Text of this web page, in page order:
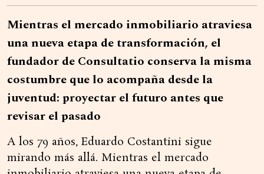
Mientras el mercado inmobiliario atraviesa
una nueva etapa de transformación, el
fundador de Consultatio conserva la misma
costumbre que lo acompaña desde la
juventud: proyectar el futuro antes que
revisar el pasado
A los 79 años, Eduardo Costantini sigue
mirando más allá. Mientras el mercado